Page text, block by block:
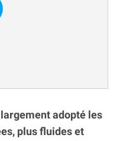
adopté les
plus fluides et